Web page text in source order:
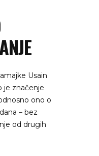
Usain
je značenje
ono o
– bez
od drugih